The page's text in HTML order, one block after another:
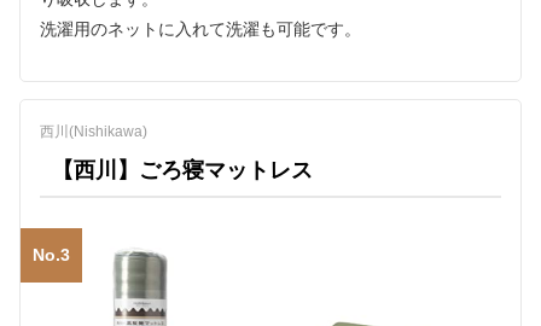
洗濯用のネットに入れて洗濯も可能です。
西川(Nishikawa)
【西川】ごろ寝マットレス
No.3